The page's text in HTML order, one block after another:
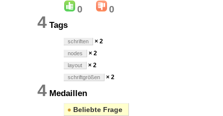
0 0
4 Tags
schriften × 2
nodes × 2
layout × 2
schriftgrößen × 2
4 Medaillen
● Beliebte Frage